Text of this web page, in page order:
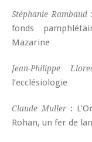
Stéphanie Rambaud:
fonds
Mazarine
Jean-Philippe
l’ecclésiologie
Claude Muller:
Rohan, un fer de